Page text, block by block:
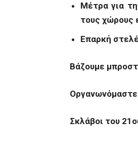
Μέτρα για
τους χώρους
Επαρκή
Βάζουμε
Οργανωνόμαστε
Σκλάβοι του